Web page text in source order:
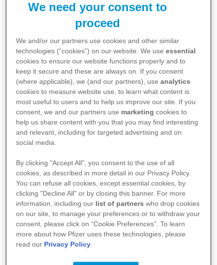
Dennoch bestehen auch in Deutschland große
Impflücken: Allein im Hinblick auf Grippe,
Pneumokokken oder der durch Zecken
übertragenen Frühsommer-Meningoenzephalitis
(FSME) sind rund 53,9 Millionen Menschen nicht
geschützt, obwohl die Ständige Impfkommission
(STIKO) dies für sie empfiehlt.
3 Dabei ist die
grundsätzliche Impfbereitschaft der deutschen
Bevölkerung hoch. Allerdings gibt es im Alltag oft
lange Wege in die ärztliche Praxis. Hinzu kommt,
dass viele Menschen keine Hausärztin oder keinen
Hausarzt mehr haben und die Zahl der Praxen –
gerade in ländlichen Gebieten – bis 2030 weiter
deutlich sinken wird.
We need your consent to
proceed
We and/or our partners use cookies and other similar
technologies (“cookies”) on our website. We useessential
cookies to ensure our website functions properly and to
keep it secure and these are always on. If you consent
(where applicable), we (and our partners), useanalytics
cookies to measure website use, to learn what content is
most useful to users and to help us improve our site. If you
consent, we and our partners use marketing cookies to
help us share content with you that you may find interesting
and relevant, including for targeted advertising and on
social media.
By clicking "Accept All", you consent to the use of all
cookies, as described in more detail in our Privacy Policy.
You can refuse all cookies, except essential cookies, by
clicking "Decline All" or by closing this banner. For more
information, including our list of partners who drop cookies
on our site, to manage your preferences or to withdraw your
consent, please click on “Cookie Preferences”. To learn
more about how Pfizer uses these technologies, please
read our Privacy Policy.